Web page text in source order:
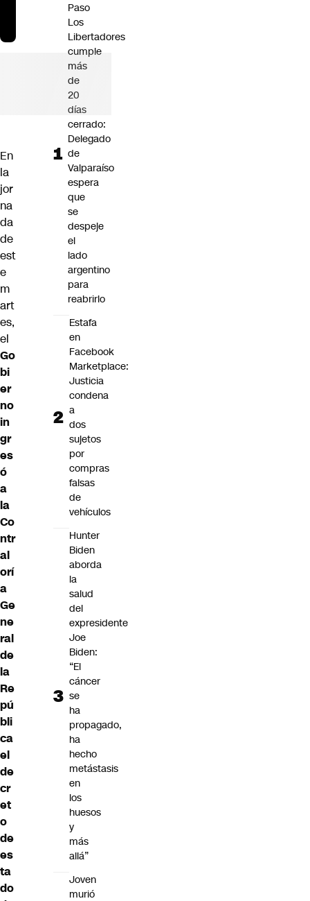
En
la
jor
na
da
de
est
e
m
art
es,
el
Go
bi
er
no
in
gr
es
ó
a
la
Co
ntr
al
orí
a
Ge
ne
ral
de
la
Re
pú
bli
ca
el
de
cr
et
o
de
es
ta
do
Paso
Los
Libertadores
cumple
más
de
20
días
cerrado:
Delegado
de
Valparaíso
espera
que
se
despeje
el
lado
argentino
para
reabrirlo
Estafa
en
Facebook
Marketplace:
Justicia
condena
a
dos
sujetos
por
compras
falsas
de
vehículos
Hunter
Biden
aborda
la
salud
del
expresidente
Joe
Biden:
“El
cáncer
se
ha
propagado,
ha
hecho
metástasis
en
los
huesos
y
más
allá”
Joven
murió